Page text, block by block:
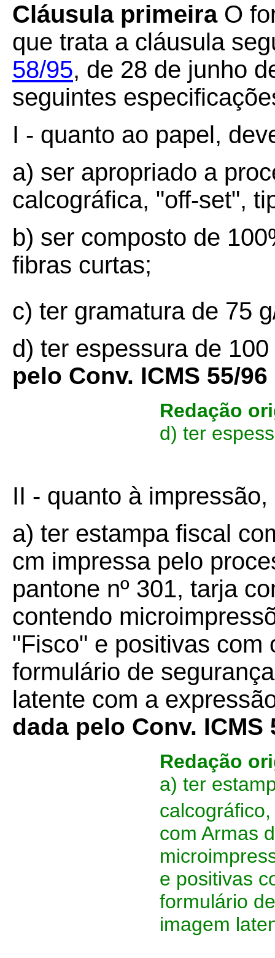
Cláusula primeira O
que trata a cláusula
58/95, de 28 de junho
seguintes
I - quanto ao papel,
a) ser apropriado a
calcográfica, "off-set",
b) ser composto de
fibras curtas;
c) ter gramatura de 75
d) ter espessura de
pelo Conv. ICMS 55/96
Redação
d) ter
II - quanto à impressão,
a) ter estampa fiscal
cm impressa pelo
pantone nº 301, tarja
contendo
"Fisco" e positivas com
formulário de
latente com a
dada pelo Conv. ICMS
Redação
a) ter
com Armas
e positivas
formulário
imagem